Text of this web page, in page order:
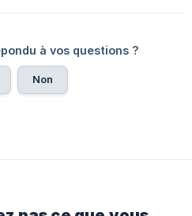
à vos questions ?
Non